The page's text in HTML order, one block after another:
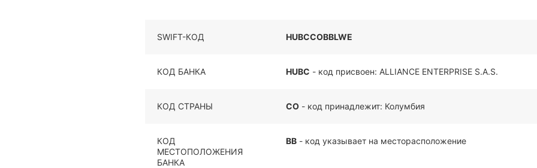
SWIFT-КОД HUBCCOBBLWE
КОД БАНКА HUBC - код присвоен: ALLIANCE ENTERPRISE S.A.S.
КОД СТРАНЫ CO - код принадлежит: Колумбия
КОД
МЕСТОПОЛОЖЕНИЯ
БАНКА
BB - код указывает на месторасположение